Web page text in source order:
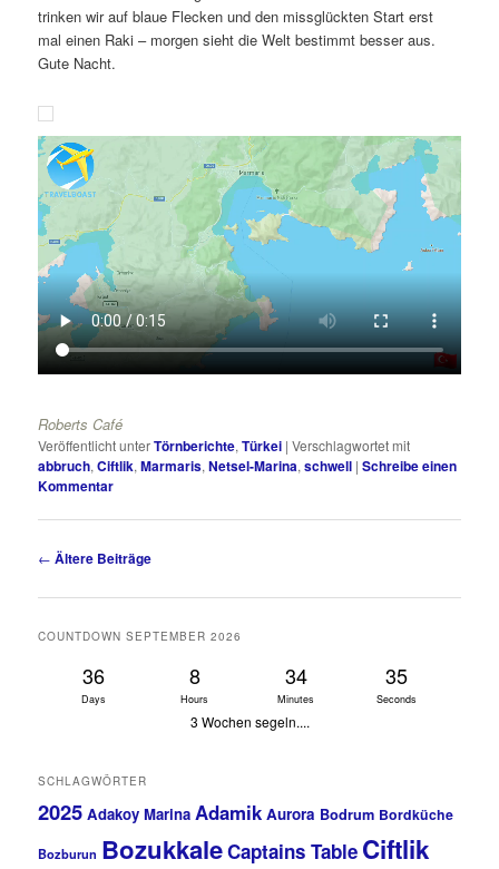
trinken wir auf blaue Flecken und den missglückten Start erst
mal einen Raki – morgen sieht die Welt bestimmt besser aus.
Gute Nacht.
Roberts Café
Veröffentlicht unterTörnberichte,Türkei |Verschlagwortet mit
abbruch,Ciftlik,Marmaris,Netsel-Marina,schwell |Schreibe einen
Kommentar
Beitragsnavigation
← Ältere Beiträge
COUNTDOWN SEPTEMBER 2026
36
Days
8
Hours
34
Minutes
34
Seconds
3 Wochen segeln....
SCHLAGWÖRTER
2025 Adakoy Marina Adamik Aurora Bodrum Bordküche
Bozburun BozukkaleCaptains Table Ciftlik